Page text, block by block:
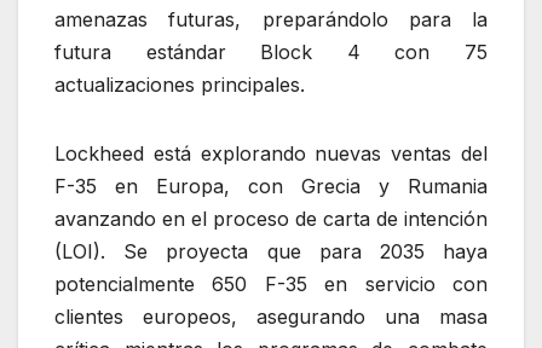
amenazas futuras, preparándolo para la
futura estándar Block 4 con 75
actualizaciones principales.
Lockheed está explorando nuevas ventas del
F-35 en Europa, con Grecia y Rumania
avanzando en el proceso de carta de intención
(LOI). Se proyecta que para 2035 haya
potencialmente 650 F-35 en servicio con
clientes europeos, asegurando una masa